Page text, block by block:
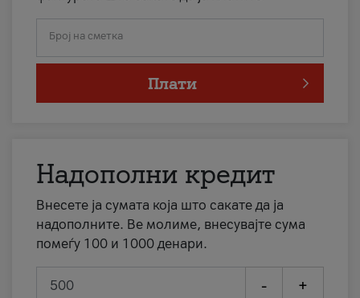
Број на сметка
Плати
Надополни кредит
Внесете ја сумата која што сакате да ја
надополните. Ве молиме, внесувајте сума
помеѓу 100 и 1000 денари.
- +